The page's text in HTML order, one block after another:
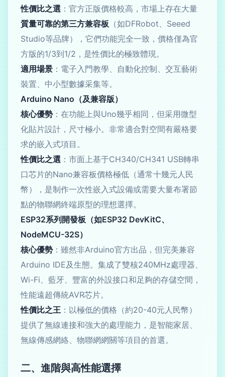
性價比之選 ：官方正版價格較高，市場上存在大量
質量可靠的第三方兼容板 （如DFRobot、Seeed
Studio等品牌），它們功能完全一致，價格僅為官
方版的1/3到1/2，是性價比的極致體現。
適用場景 ：電子入門教學、自動化控制、交互藝術
裝置、中小型數據采集等。
Arduino Nano（及兼容版）
核心優勢 ：在功能上與Uno幾乎相同，但采用微型
化貼片設計，尺寸極小。非常適合對空間有嚴格要
求的嵌入式項目。
性價比之選 ：市面上基于CH340/CH341 USB轉串
口芯片的Nano兼容板價格極低（通常十幾元人民
幣），是制作一次性嵌入式設備或需要大量布署節
點的物聯網終端原型的理想選擇。
ESP32系列開發板（如ESP32 DevKitC、
NodeMCU-32S）
核心優勢 ：雖然非Arduino官方出品，但完美兼容
Arduino IDE及生態。集成了雙核240MHz處理器、
Wi-Fi、藍牙、豐富的外設接口和足夠的存儲空間，
性能遠超傳統AVR芯片。
性價比之王 ：以極低的價格（約20-40元人民幣）
提供了無線連接和強大的處理能力，是智能家居、
無線傳感網絡、物聯網網關等項目的首選。
二、進階與高性能選擇